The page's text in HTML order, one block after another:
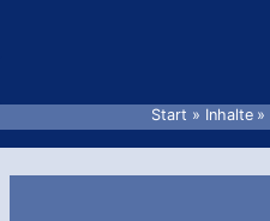
Start Inhalte